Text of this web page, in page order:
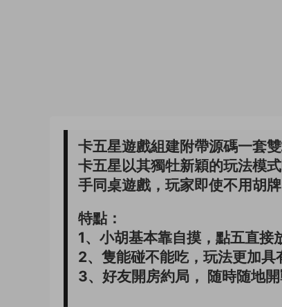
卡五星遊戲組建附帶源碼一套
卡五星以其獨牡新穎的玩法模
手同桌遊戲，玩家即使不用胡
特點：
1、小胡基本靠自摸，點五直接
2、隻能碰不能吃，玩法更加具
3、好友開房約局， 随時随地開